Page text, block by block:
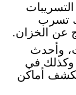
تسرب
عن الخزان.
وأحدث
وكذلك في
أماكن